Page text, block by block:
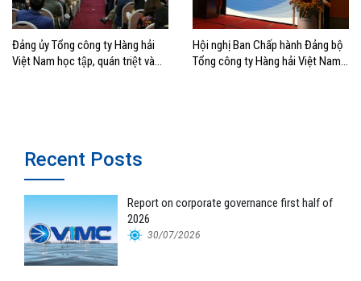
Đảng ủy Tổng công ty Hàng hải
Việt Nam học tập, quán triệt và
Hội nghị Ban Chấp hành Đảng bộ
Tổng công ty Hàng hải Việt Nam
Recent Posts
Report on corporate governance first half of
2026
30/07/2026